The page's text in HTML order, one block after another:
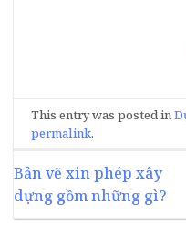
This entry was posted in
permalink.
Bản vẽ xin phép xây
dựng gồm những gì?​